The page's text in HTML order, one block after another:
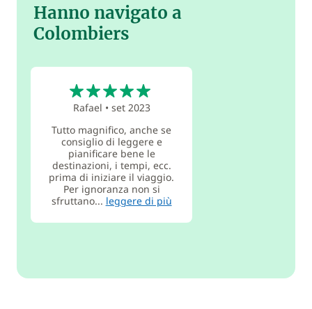
Hanno navigato a
Colombiers
Rafael • set 2023
Tutto magnifico, anche se
consiglio di leggere e
pianificare bene le
destinazioni, i tempi, ecc.
prima di iniziare il viaggio.
Per ignoranza non si
sfruttano... leggere di più